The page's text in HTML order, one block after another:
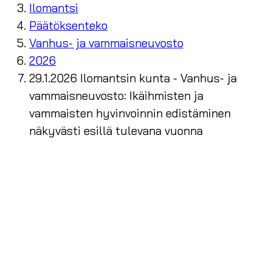
Ilomantsi
Päätöksenteko
Vanhus- ja vammaisneuvosto
2026
29.1.2026 Ilomantsin kunta - Vanhus- ja
vammaisneuvosto: Ikäihmisten ja
vammaisten hyvinvoinnin edistäminen
näkyvästi esillä tulevana vuonna